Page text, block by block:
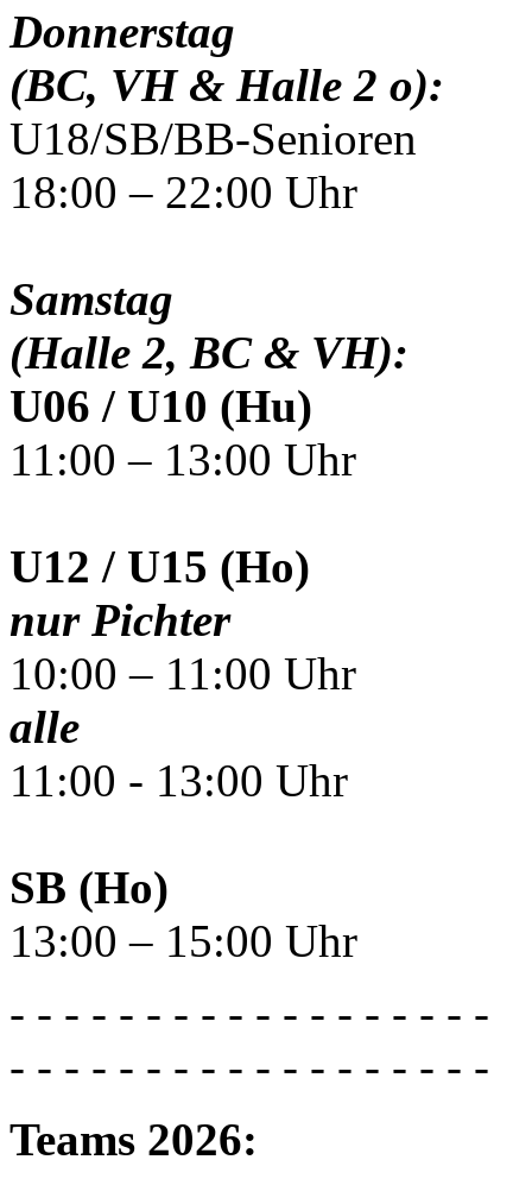
Donnerstag
(BC, VH & Halle 2 o):
U18/SB/BB-Senioren
18:00 – 22:00 Uhr
Samstag
(Halle 2, BC & VH):
U06 / U10 (Hu)
11:00 – 13:00 Uhr
U12 / U15 (Ho)
nur Pichter
10:00 – 11:00 Uhr
alle
11:00 - 13:00 Uhr
SB (Ho)
13:00 – 15:00 Uhr
- - - - - - - - - - - - - - - - - -
- - - - - - - - - - - - - - - - - -
Teams 2026: